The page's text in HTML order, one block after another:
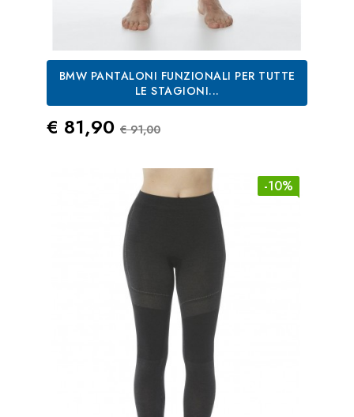
BMW PANTALONI FUNZIONALI PER TUTTE
LE STAGIONI...
Prezzo
€ 81,90 Prezzo Standard
€ 91,00
-10%